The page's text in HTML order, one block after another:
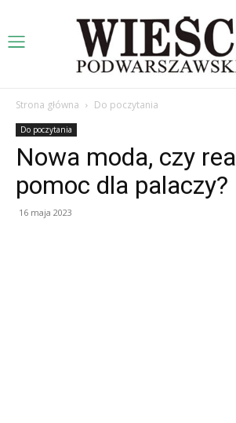
Strona główna Do poczytania
Do poczytania
Nowa moda, czy
pomoc dla palaczy?
16 maja 2023